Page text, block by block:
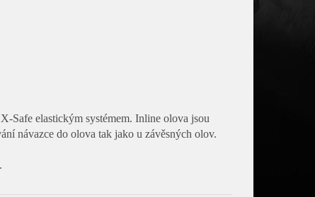
Safe elastickým systémem. Inline olova jsou
návazce do olova tak jako u závěsných olov.